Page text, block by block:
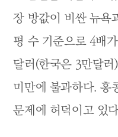
장 방값이 비싼 뉴욕
평 수 기준으로 4배
달러(한국은 3만달
미만에 불과하다. 홍
문제에 허덕이고 있